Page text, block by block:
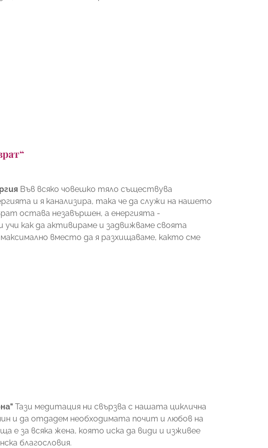
Във всяко човешко тяло съществува
и я канализира, така че да служи на нашето
остава незавършен, а енергията -
как да активираме и задвижваме своята
вместо да я разхищаваме, както сме
Тази медитация ни свързва с нашата циклична
и да отдадем необходимата почит и любов на
е за всяка жена, която иска да види и изживее
благословия.